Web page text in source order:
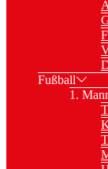
Fußball
1.